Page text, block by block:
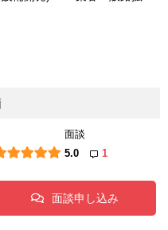
面談
5.0
1
面談申し込み